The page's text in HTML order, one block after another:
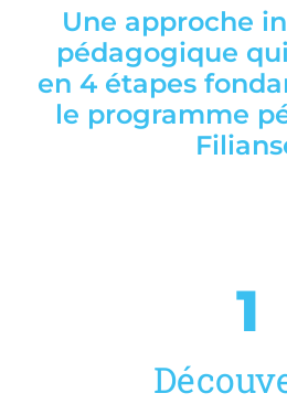
Une approche
pédagogique
en 4 étapes
le programme
1